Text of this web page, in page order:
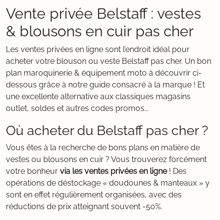
Vente privée Belstaff : vestes
& blousons en cuir pas cher
Les ventes privées en ligne sont l’endroit idéal pour
acheter votre blouson ou veste Belstaff pas cher. Un bon
plan maroquinerie & équipement moto à découvrir ci-
dessous grâce à notre guide consacré à la marque ! Et
une excellente alternative aux classiques magasins
outlet, soldes et autres codes promos...
Où acheter du Belstaff pas cher ?
Vous êtes à la recherche de bons plans en matière de
vestes ou blousons en cuir ? Vous trouverez forcément
votre bonheur via les ventes privées en ligne! Des
opérations de déstockage « doudounes & manteaux » y
sont en effet régulièrement organisées, avec des
réductions de prix atteignant souvent -50%.